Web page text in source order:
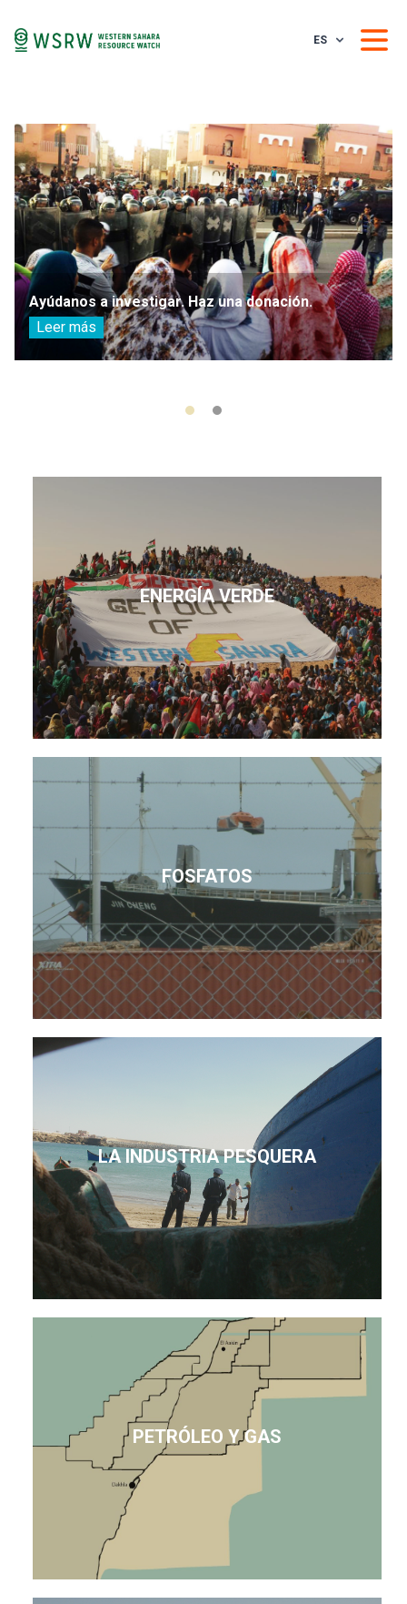
ES
Ayúdanos a investigar. Haz una donación.
Leer más
ENERGÍA VERDE
FOSFATOS
LA INDUSTRIA PESQUERA
PETRÓLEO Y GAS